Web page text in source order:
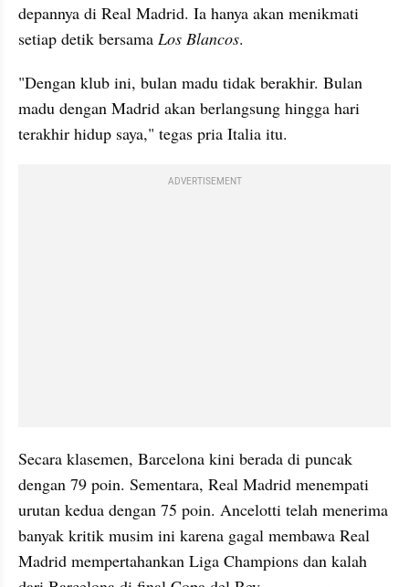
depannya di Real Madrid. Ia hanya akan menikmati
setiap detik bersama Los Blancos.
"Dengan klub ini, bulan madu tidak berakhir. Bulan
madu dengan Madrid akan berlangsung hingga hari
terakhir hidup saya," tegas pria Italia itu.
ADVERTISEMENT
Secara klasemen, Barcelona kini berada di puncak
dengan 79 poin. Sementara, Real Madrid menempati
urutan kedua dengan 75 poin. Ancelotti telah menerima
banyak kritik musim ini karena gagal membawa Real
Madrid mempertahankan Liga Champions dan kalah